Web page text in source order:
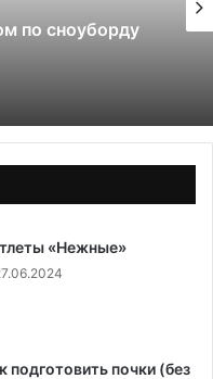
по сноуборду
«Нежные»
подготовить почки (без